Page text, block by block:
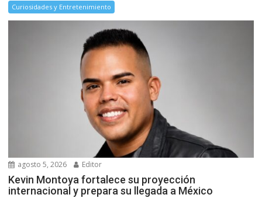
Curiosidades y Entretenimiento
agosto 5, 2026 Editor
Kevin Montoya fortalece su proyección
internacional y prepara su llegada a México